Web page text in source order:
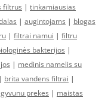
filtrus | tinkamiausias
| augintojams | blogas
| filtrai namui | filtru
bakterijos |
| medinis namelis su
| brita vandens filtrai |
gyvunu prekes | maistas